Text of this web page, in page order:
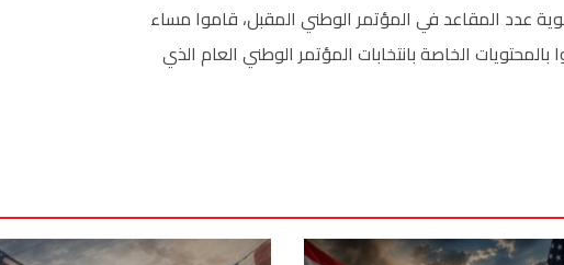
عدد المقاعد في المؤتمر الوطني المقبل، قاموا مساء
بالمحتويات الخاصة بانتخابات المؤتمر الوطني العام الذي